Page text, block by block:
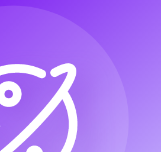
com prompts de texto e imagem para
e imagem, bem como mesclagem
a ferramenta permite criação